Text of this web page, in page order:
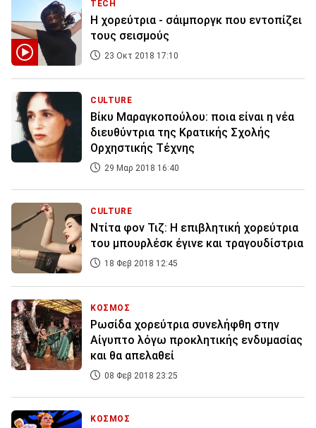
TECH
Η χορεύτρια - σάιμποργκ που εντοπίζει
τους σεισμούς
23 Οκτ 2018 17:10
CULTURE
Βίκυ Μαραγκοπούλου: ποια είναι η νέα
διευθύντρια της Κρατικής Σχολής
Ορχηστικής Τέχνης
29 Μαρ 2018 16:40
CULTURE
Ντίτα φον Τιζ: Η επιβλητική χορεύτρια
του μπουρλέσκ έγινε και τραγουδίστρια
18 Φεβ 2018 12:45
ΚΟΣΜΟΣ
Ρωσίδα χορεύτρια συνελήφθη στην
Αίγυπτο λόγω προκλητικής ενδυμασίας
και θα απελαθεί
08 Φεβ 2018 23:25
ΚΟΣΜΟΣ